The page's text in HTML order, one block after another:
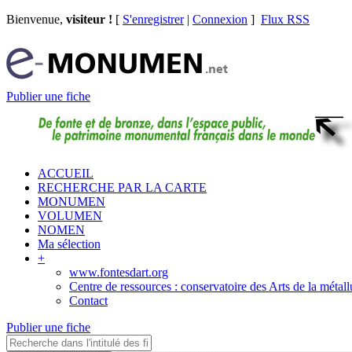
Bienvenue, visiteur ! [ S'enregistrer| Connexion ] Flux RSS
Publier une fiche
ACCUEIL
RECHERCHE PAR LA CARTE
MONUMEN
VOLUMEN
NOMEN
Ma sélection
+
www.fontesdart.org
Centre de ressources : conservatoire des Arts de la
Contact
Publier une fiche